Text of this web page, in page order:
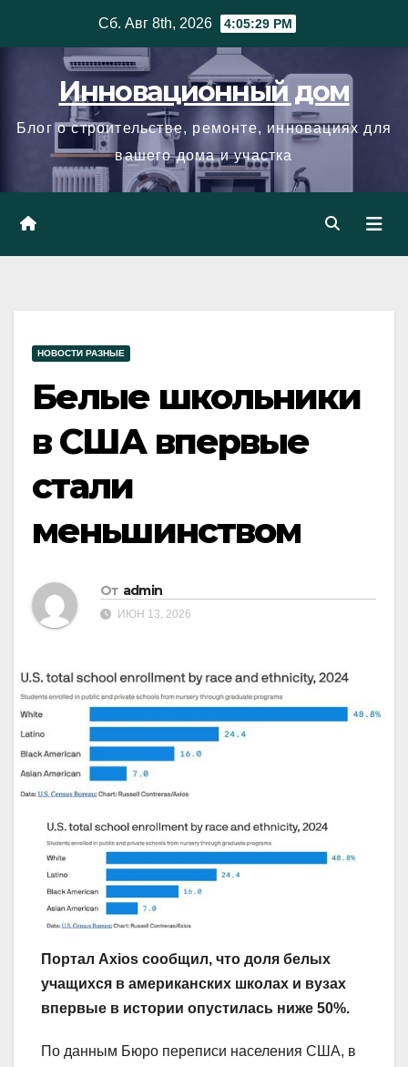
Сб. Авг 8th, 2026 4:05:30 PM
Инновационный дом
Блог о строительстве, ремонте, инновациях для
вашего дома и участка
НОВОСТИ РАЗНЫЕ
Белые школьники
в США впервые
стали
меньшинством
От admin
ИЮН 13, 2026
Портал Axios сообщил, что доля белых
учащихся в американских школах и вузах
впервые в истории опустилась ниже 50%.
По данным Бюро переписи населения США, в